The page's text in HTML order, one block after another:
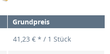
Grundpreis
41,23 € * / 1 Stück